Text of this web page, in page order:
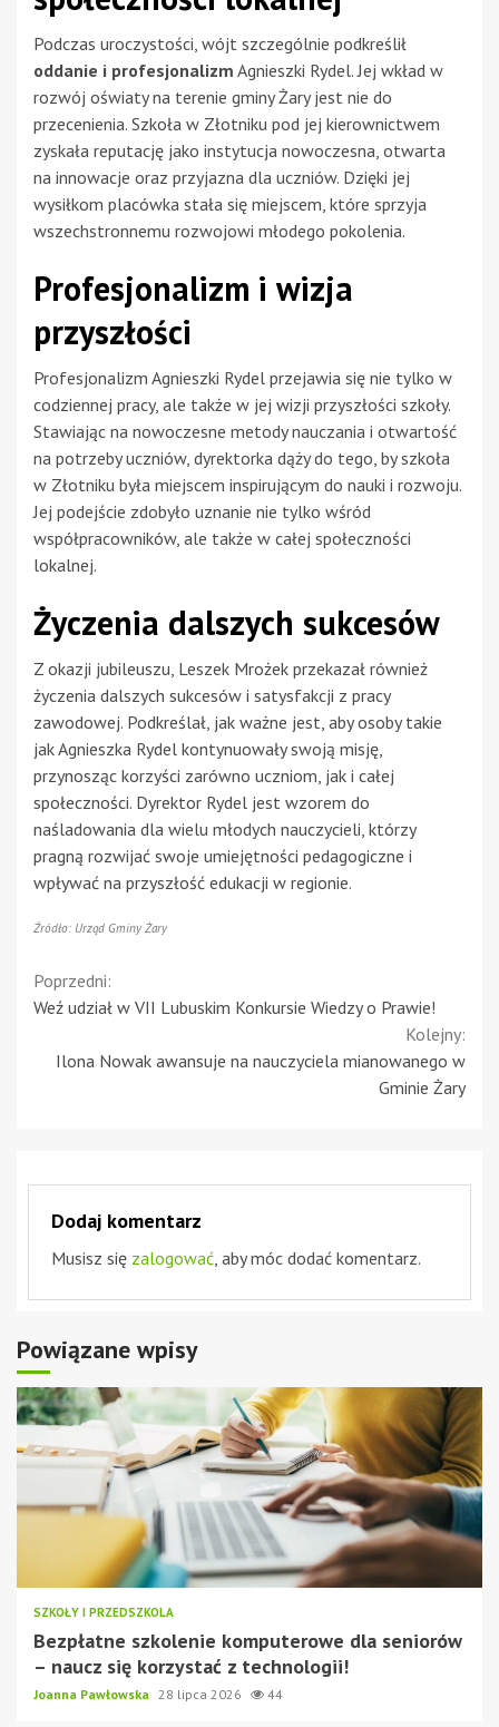
Podczas uroczystości, wójt szczególnie podkreślił
oddanie i profesjonalizm Agnieszki Rydel. Jej wkład w
rozwój oświaty na terenie gminy Żary jest nie do
przecenienia. Szkoła w Złotniku pod jej kierownictwem
zyskała reputację jako instytucja nowoczesna, otwarta
na innowacje oraz przyjazna dla uczniów. Dzięki jej
wysiłkom placówka stała się miejscem, które sprzyja
wszechstronnemu rozwojowi młodego pokolenia.
Profesjonalizm i wizja
przyszłości
Profesjonalizm Agnieszki Rydel przejawia się nie tylko w
codziennej pracy, ale także w jej wizji przyszłości szkoły.
Stawiając na nowoczesne metody nauczania i otwartość
na potrzeby uczniów, dyrektorka dąży do tego, by szkoła
w Złotniku była miejscem inspirującym do nauki i rozwoju.
Jej podejście zdobyło uznanie nie tylko wśród
współpracowników, ale także w całej społeczności
lokalnej.
Życzenia dalszych sukcesów
Z okazji jubileuszu, Leszek Mrożek przekazał również
życzenia dalszych sukcesów i satysfakcji z pracy
zawodowej. Podkreślał, jak ważne jest, aby osoby takie
jak Agnieszka Rydel kontynuowały swoją misję,
przynosząc korzyści zarówno uczniom, jak i całej
społeczności. Dyrektor Rydel jest wzorem do
naśladowania dla wielu młodych nauczycieli, którzy
pragną rozwijać swoje umiejętności pedagogiczne i
wpływać na przyszłość edukacji w regionie.
Źródło: Urząd Gminy Żary
Continue
Poprzedni:
Weź udział w VII Lubuskim Konkursie Wiedzy o Prawie!
Kolejny:
Ilona Nowak awansuje na nauczyciela mianowanego w
Gminie Żary
Dodaj komentarz
Musisz się zalogować , aby móc dodać komentarz.
Powiązane wpisy
SZKOŁY I PRZEDSZKOLA
Bezpłatne szkolenie komputerowe dla seniorów
– naucz się korzystać z technologii!
Joanna Pawłowska 28 lipca 2026 44